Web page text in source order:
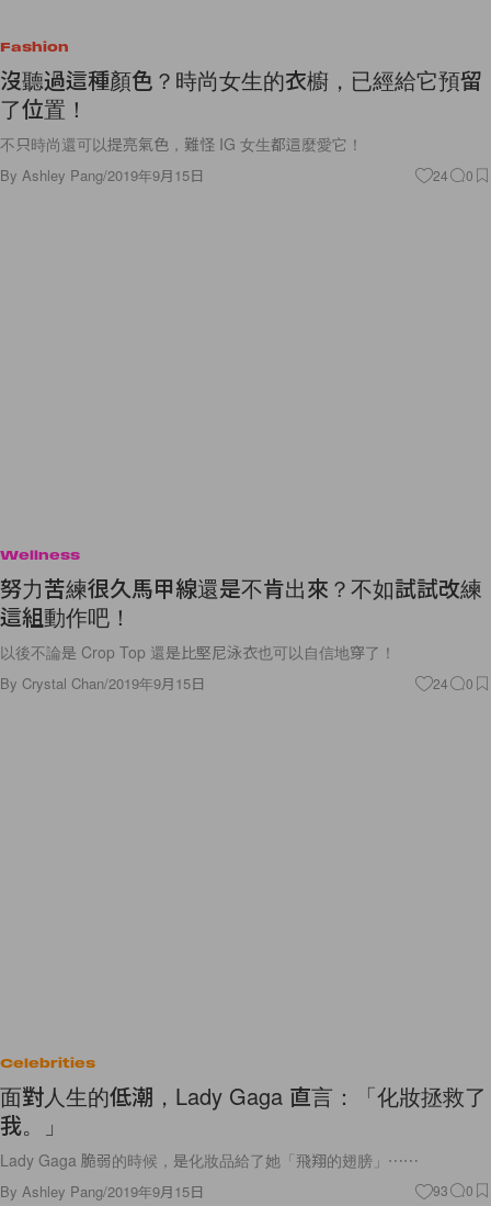
Fashion
沒聽過這種顏色？時尚女生的衣櫥，已經給它預留
了位置！
不只時尚還可以提亮氣色，難怪 IG 女生都這麼愛它！
By Ashley Pang/2019年9月15日 24 0
Wellness
努力苦練很久馬甲線還是不肯出來？不如試試改練
這組動作吧！
以後不論是 Crop Top 還是比堅尼泳衣也可以自信地穿了！
By Crystal Chan/2019年9月15日 24 0
Celebrities
面對人生的低潮，Lady Gaga 直言：「化妝拯救了
我。」
Lady Gaga 脆弱的時候，是化妝品給了她「飛翔的翅膀」⋯⋯
By Ashley Pang/2019年9月15日 93 0